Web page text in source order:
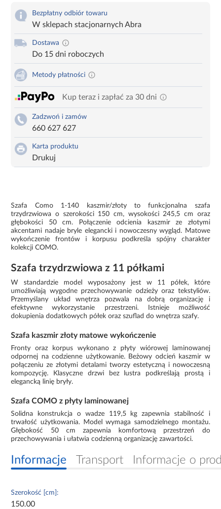
Bezpłatny odbiór towaru
W sklepach stacjonarnych Abra
Dostawa
Do 15 dni roboczych
Metody płatności
Kup teraz i zapłać za 30 dni
Zadzwoń i zamów
660 627 627
Karta produktu
Drukuj
Szafa Como 1-140 kaszmir/złoty to funkcjonalna szafa
trzydrzwiowa o szerokości 150 cm, wysokości 245,5 cm oraz
głębokości 50 cm. Połączenie odcienia kaszmir ze złotymi
akcentami nadaje bryle elegancki i nowoczesny wygląd. Matowe
wykończenie frontów i korpusu podkreśla spójny charakter
kolekcji COMO.
Szafa trzydrzwiowa z 11 półkami
W standardzie model wyposażony jest w 11 półek, które
umożliwiają wygodne przechowywanie odzieży oraz tekstyliów.
Przemyślany układ wnętrza pozwala na dobrą organizację i
efektywne wykorzystanie przestrzeni. Istnieje możliwość
dokupienia dodatkowych półek oraz szuflad do wnętrza szafy.
Szafa kaszmir złoty matowe wykończenie
Fronty oraz korpus wykonano z płyty wiórowej laminowanej
odpornej na codzienne użytkowanie. Beżowy odcień kaszmir w
połączeniu ze złotymi detalami tworzy estetyczną i nowoczesną
kompozycję. Klasyczne drzwi bez lustra podkreślają prostą i
elegancką linię bryły.
Szafa COMO z płyty laminowanej
Solidna konstrukcja o wadze 119,5 kg zapewnia stabilność i
trwałość użytkowania. Model wymaga samodzielnego montażu.
Głębokość 50 cm zapewnia komfortową przestrzeń do
przechowywania i ułatwia codzienną organizację zawartości.
Informacje Transport Informacje o
Szerokość [cm]:
150.00